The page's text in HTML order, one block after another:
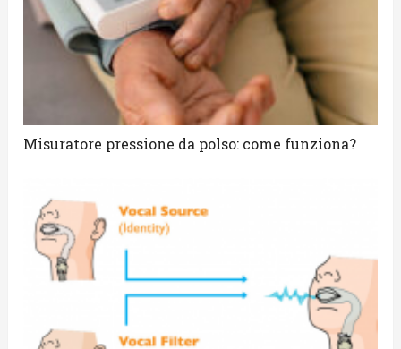
Misuratore pressione da polso: come funziona?